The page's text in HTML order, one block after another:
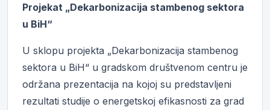
Projekat „Dekarbonizacija stambenog sektora
u BiH“
U sklopu projekta „Dekarbonizacija stambenog
sektora u BiH“ u gradskom društvenom centru je
održana prezentacija na kojoj su predstavljeni
rezultati studije o energetskoj efikasnosti za grad